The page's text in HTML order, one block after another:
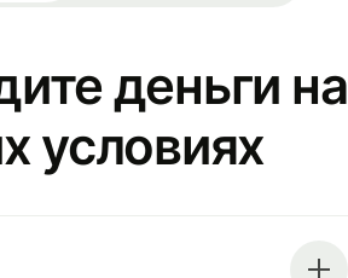
деньги на
условиях